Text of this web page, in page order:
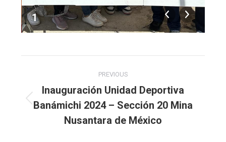
1
navigation
PREVIOUS
Previous
album:
Inauguración Unidad Deportiva
Banámichi 2024 – Sección 20 Mina
Nusantara de México